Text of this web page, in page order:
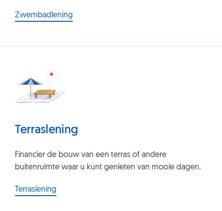
Zwembadlening
Terraslening
Financier de bouw van een terras of andere
buitenruimte waar u kunt genieten van mooie dagen.
Terraslening